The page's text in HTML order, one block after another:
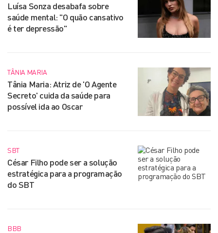
Luísa Sonza desabafa sobre
saúde mental: "O quão cansativo
é ter depressão"
TÂNIA MARIA
Tânia Maria: Atriz de 'O Agente
Secreto' cuida da saúde para
possível ida ao Oscar
SBT
César Filho pode ser a solução
estratégica para a programação
do SBT
BBB